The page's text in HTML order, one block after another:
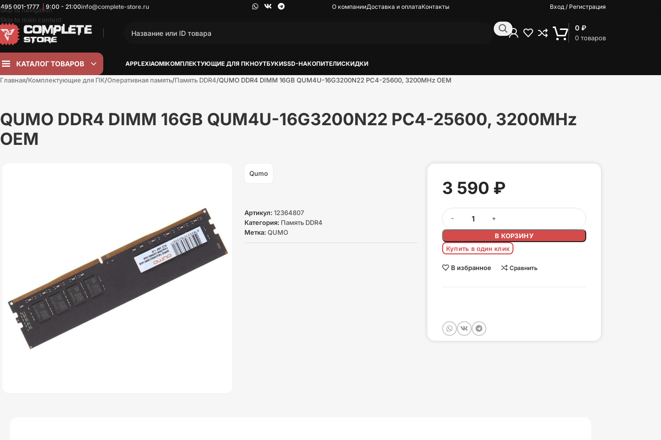
Skip to navigation
Skip to main content
001-1777 | 9:00 - 21:00info@complete-store.ru О компанииДоставка и оплатаКонтакты Вход / Регистрация
0 товаров
0 ₽
КАТАЛОГ ТОВАРОВ APPLEXIAOMIКОМПЛЕКТУЮЩИЕ ДЛЯ ПКНОУТБУКИSSD-НАКОПИТЕЛИСКИДКИ
Главная Комплектующие для ПК Оперативная память Память DDR4 QUMO DDR4 DIMM 16GB QUM4U-16G3200N22 PC4-25600, 3200MHz OEM
QUMO DDR4 DIMM 16GB QUM4U-16G3200N22 PC4-25600, 3200MHz
OEM
Qumo
Артикул: 12364807
Категория: Память DDR4
Метка: QUMO
3 590 ₽
В КОРЗИНУ
Купить в один клик
В избранное Сравнить